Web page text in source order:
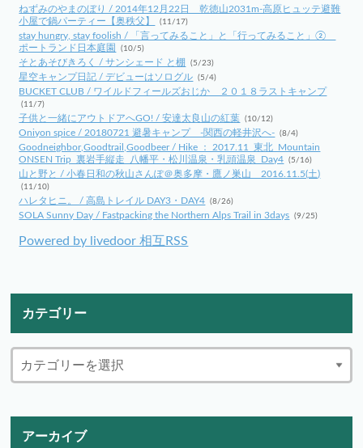
ねずみのやまのぼり / 2014年12月22日 乾徳山2031m-高原ヒュッテ避難
小屋で鍋パーティー【奥秩父】
(11/17)
stay hungry, stay foolish / 「言ってみること」と「行ってみること」②
ポートランド日本庭園
(10/5)
そとあそびきろく / サンシェード と棚 (5/23)
星空キャンプ日記 / デビューはソログル (5/4)
BUCKET CLUB / ワイルドフィールズおじか ２０１８ラストキャンプ
(11/7)
子供と一緒にアウトドアへGO! / 安達太良山の紅葉 (10/12)
Oniyon spice / 20180721 避暑キャンプ -関西の軽井沢へ- (8/4)
Goodneighbor,Goodtrail,Goodbeer / Hike ： 2017.11_東北_Mountain
ONSEN Trip_裏岩手縦走_八幡平・松川温泉・乳頭温泉_Day4 (5/16)
山と野と / 小春日和の秋山さんぽ＠奥多摩・鷹ノ巣山 2016.11.5(土)
(11/10)
ハレタヒニ。 / 高島トレイル DAY3・DAY4 (8/26)
SOLA Sunny Day / Fastpacking the Northern Alps Trail in 3days (9/25)
Powered by livedoor 相互RSS
カテゴリー
アーカイブ